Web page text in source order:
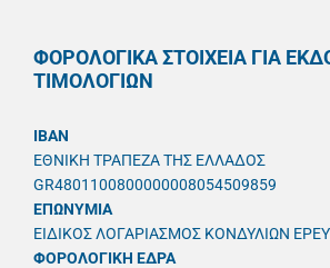
ΦΟΡΟΛΟΓΙΚΑ ΣΤΟΙΧΕΙΑ ΓΙΑ
ΤΙΜΟΛΟΓΙΩΝ
IBAN
ΕΘΝΙΚΗ ΤΡΑΠΕΖΑ ΤΗΣ ΕΛΛΑΔΟΣ
GR4801100800000008054509859
ΕΠΩΝΥΜΙΑ
ΕΙΔΙΚΟΣ ΛΟΓΑΡΙΑΣΜΟΣ ΚΟΝΔΥΛΙΩΝ
ΦΟΡΟΛΟΓΙΚΗ ΕΔΡΑ